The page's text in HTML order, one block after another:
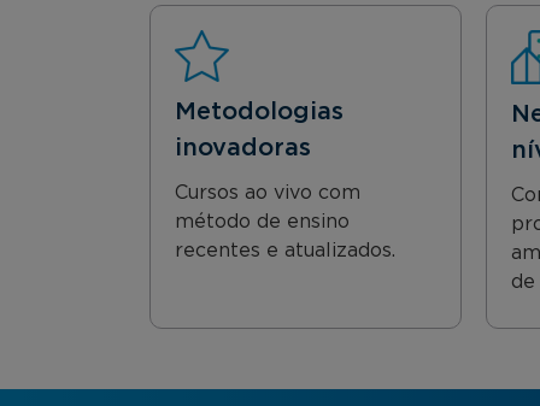
Metodologias
inovadoras
Cursos ao vivo com
método de ensino
recentes e atualizados.
de